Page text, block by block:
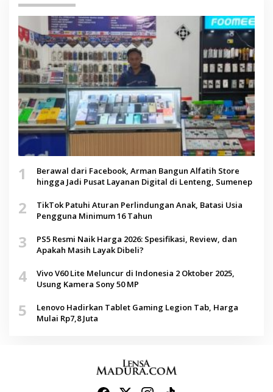
1
Berawal dari Facebook, Arman Bangun Alfatih Store
hingga Jadi Pusat Layanan Digital di Lenteng, Sumenep
2
TikTok Patuhi Aturan Perlindungan Anak, Batasi Usia
Pengguna Minimum 16 Tahun
3
PS5 Resmi Naik Harga 2026: Spesifikasi, Review, dan
Apakah Masih Layak Dibeli?
4
Vivo V60 Lite Meluncur di Indonesia 2 Oktober 2025,
Usung Kamera Sony 50 MP
5
Lenovo Hadirkan Tablet Gaming Legion Tab, Harga
Mulai Rp7,8 Juta